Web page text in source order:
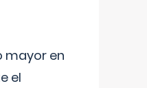
mayor en
el